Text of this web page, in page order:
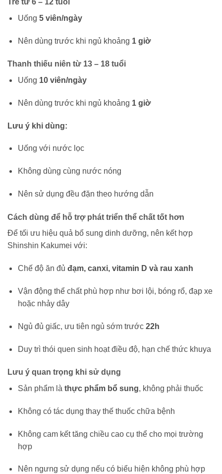
Trẻ từ 6 – 12 tuổi
Uống 5 viên/ngày
Nên dùng trước khi ngủ khoảng 1 giờ
Thanh thiếu niên từ 13 – 18 tuổi
Uống 10 viên/ngày
Nên dùng trước khi ngủ khoảng 1 giờ
Lưu ý khi dùng:
Uống với nước lọc
Không dùng cùng nước nóng
Nên sử dụng đều đặn theo hướng dẫn
Cách dùng để hỗ trợ phát triển thể chất tốt hơn
Để tối ưu hiệu quả bổ sung dinh dưỡng, nên kết hợp
Shinshin Kakumei với:
Chế độ ăn đủ đạm, canxi, vitamin D và rau xanh
Vận động thể chất phù hợp như bơi lội, bóng rổ, đạp xe
hoặc nhảy dây
Ngủ đủ giấc, ưu tiên ngủ sớm trước 22h
Duy trì thói quen sinh hoạt điều độ, hạn chế thức khuya
Lưu ý quan trọng khi sử dụng
Sản phẩm là thực phẩm bổ sung, không phải thuốc
Không có tác dụng thay thế thuốc chữa bệnh
Không cam kết tăng chiều cao cụ thể cho mọi trường
hợp
Nên ngưng sử dụng nếu có biểu hiện không phù hợp